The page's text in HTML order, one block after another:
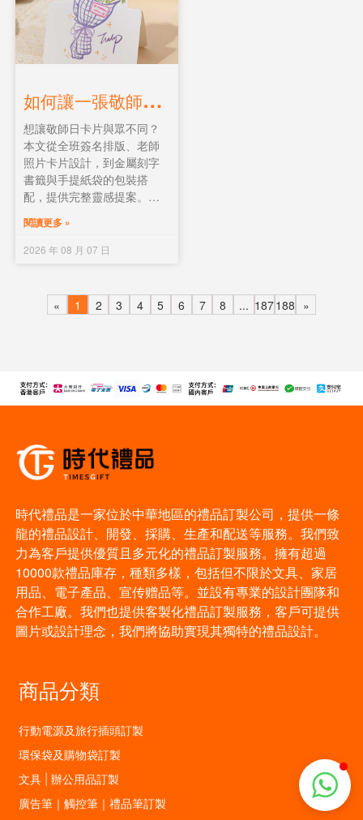
如
何讓一張敬師日卡片充滿驚喜？刻字、合照與手寫標語的包裝巧思
想讓敬師日卡片與眾不同？
本文從全班簽名排版、老師
照片卡片設計，到金屬刻字
書籤與手提紙袋的包裝搭
配，提供完整靈感提案。讓
的驚喜與感動。
閱讀更多 »
2026 年 08 月 07 日
« 1 2 3 4 5 6 7 8 ... 187188 »
時代禮品是一家位於中華地區的禮品訂製公司，提供一條
龍的禮品設計、開發、採購、生產和配送等服務。我們致
力為客戶提供優質且多元化的禮品訂製服務。擁有超過
10000款禮品庫存，種類多樣，包括但不限於文具、家居
用品、電子產品、宣传赠品等。並設有專業的設計團隊和
合作工廠。我們也提供客製化禮品訂製服務，客戶可提供
圖片或設計理念，我們將協助實現其獨特的禮品設計。
商品分類
行動電源及旅行插頭訂製
環保袋及購物袋訂製
文具 | 辦公用品訂製
廣告筆｜觸控筆｜禮品筆訂製